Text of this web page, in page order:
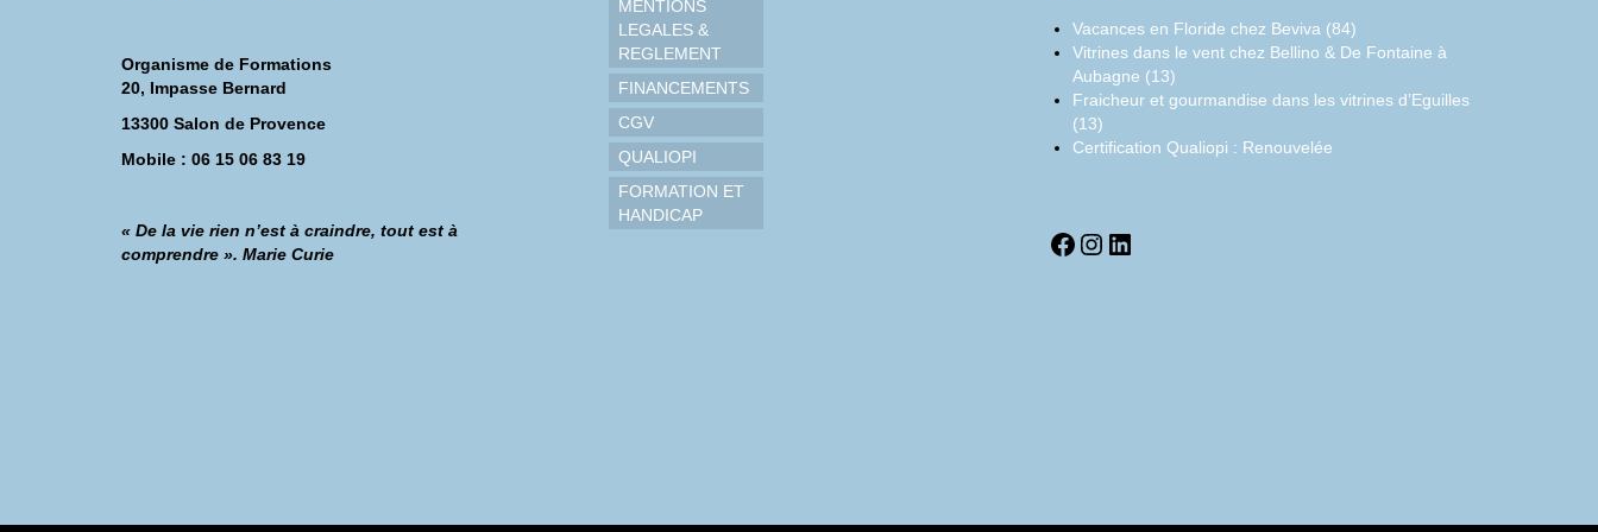
Organisme de Formations
20, Impasse Bernard
13300 Salon de Provence
Mobile : 06 15 06 83 19
« De la vie rien n’est à craindre, tout est à
comprendre ». Marie Curie
MENTIONS
LEGALES &
REGLEMENT
FINANCEMENTS
CGV
QUALIOPI
FORMATION ET
HANDICAP
Vacances en Floride chez Beviva (84)
Vitrines dans le vent chez Bellino & De Fontaine à
Aubagne (13)
Fraicheur et gourmandise dans les vitrines d’Eguilles
(13)
Certification Qualiopi : Renouvelée
Facebook
Instagram
LinkedIn